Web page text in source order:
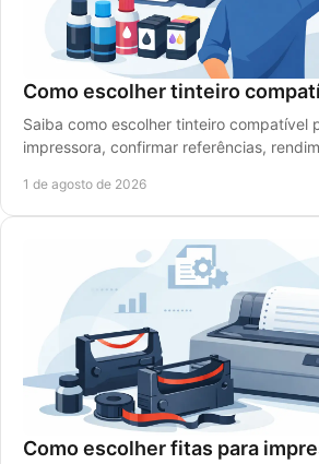
Como escolher tinteiro
Saiba como escolher tinteiro compatível
impressora, confirmar referências,
1 de agosto de 2026
Como escolher fitas para